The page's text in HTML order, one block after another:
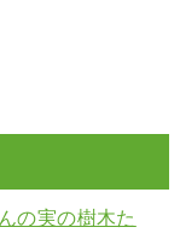
の実の樹木た